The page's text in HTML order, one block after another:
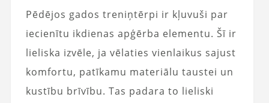
Pēdējos gados treniņtērpi ir kļuvuši par
iecienītu ikdienas apģērba elementu. Šī ir
lieliska izvēle, ja vēlaties vienlaikus sajust
komfortu, patīkamu materiālu taustei un
kustību brīvību. Tas padara to lieliski